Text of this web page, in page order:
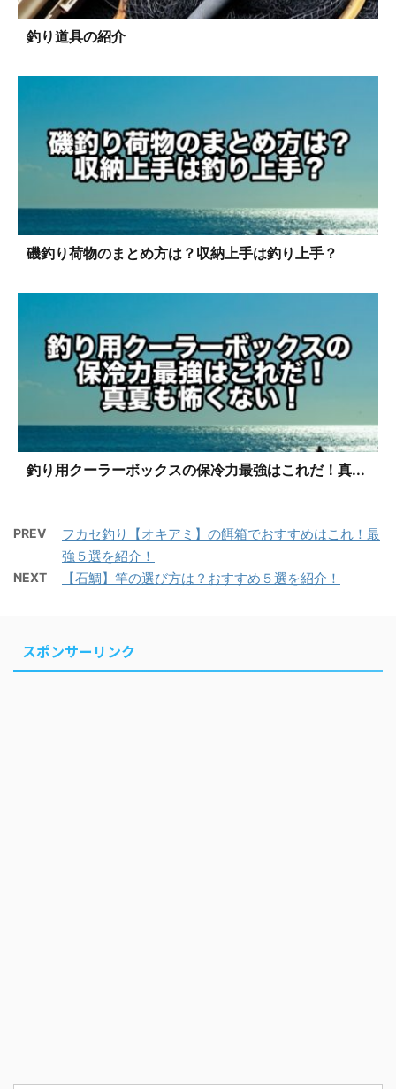
釣り道具の紹介
磯釣り荷物のまとめ方は？収納上手は釣り上手？
釣り用クーラーボックスの保冷力最強はこれだ！真...
PREV
フカセ釣り【オキアミ】の餌箱でおすすめはこれ！最
強５選を紹介！
NEXT 【石鯛】竿の選び方は？おすすめ５選を紹介！
スポンサーリンク